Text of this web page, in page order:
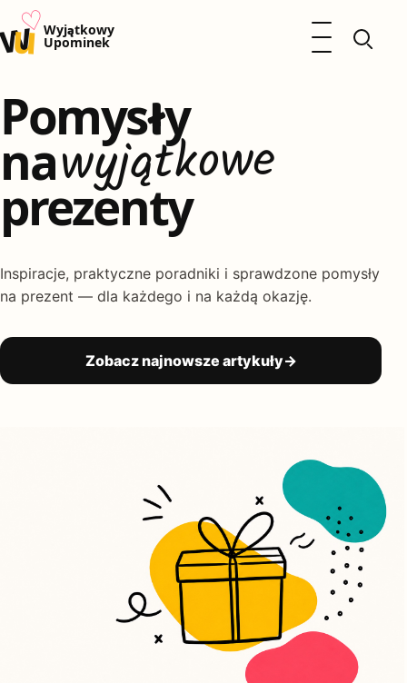
u♡Wyjątkowy
Upominek
Otwórz menu
Dzieci
Kalendarz Imienin
Kobieta
Mężczyzna
Okazje
Katalog prezentów
Polityka prywatności
Pomysły
nawyjątkowe
prezenty
Inspiracje, praktyczne poradniki i sprawdzone pomysły
na prezent — dla każdego i na każdą okazję.
Zobacz najnowsze artykuły→